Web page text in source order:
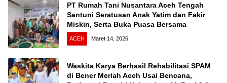
PT Rumah Tani Nusantara Aceh Tengah
Santuni Seratusan Anak Yatim dan Fakir
Miskin, Serta Buka Puasa Bersama
ACEH Maret 14, 2026
Waskita Karya Berhasil Rehabilitasi SPAM
di Bener Meriah Aceh Usai Bencana,